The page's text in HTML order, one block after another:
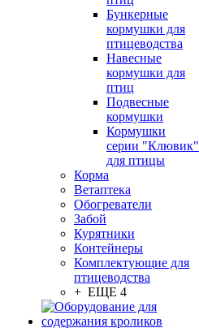
Бункерные
кормушки для
птицеводства
Навесные
кормушки для
птиц
Подвесные
кормушки
Кормушки
серии "Клювик"
для птицы
Корма
Ветаптека
Обогреватели
Забой
Курятники
Контейнеры
Комплектующие для
птицеводства
+ ЕЩЕ 4